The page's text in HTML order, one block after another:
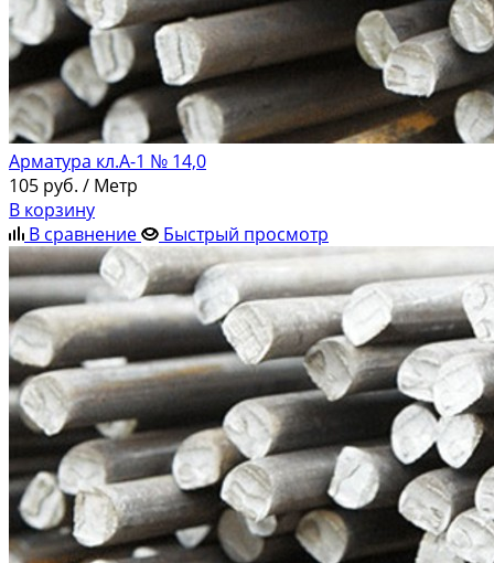
Арматура кл.А-1 № 14,0
105 руб. / Метр
В корзину
В сравнение
Быстрый просмотр